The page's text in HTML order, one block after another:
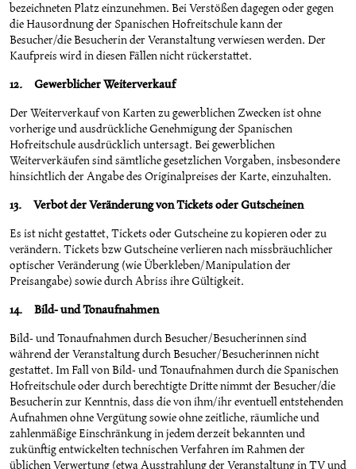
bezeichneten Platz einzunehmen. Bei Verstößen dagegen oder gegen
die Hausordnung der Spanischen Hofreitschule kann der
Besucher/die Besucherin der Veranstaltung verwiesen werden. Der
Kaufpreis wird in diesen Fällen nicht rückerstattet.
12. Gewerblicher Weiterverkauf
Der Weiterverkauf von Karten zu gewerblichen Zwecken ist ohne
vorherige und ausdrückliche Genehmigung der Spanischen
Hofreitschule ausdrücklich untersagt. Bei gewerblichen
Weiterverkäufen sind sämtliche gesetzlichen Vorgaben, insbesondere
hinsichtlich der Angabe des Originalpreises der Karte, einzuhalten.
13. Verbot der Veränderung von Tickets oder Gutscheinen
Es ist nicht gestattet, Tickets oder Gutscheine zu kopieren oder zu
verändern. Tickets bzw Gutscheine verlieren nach missbräuchlicher
optischer Veränderung (wie Überkleben/Manipulation der
Preisangabe) sowie durch Abriss ihre Gültigkeit.
14. Bild- und Tonaufnahmen
Bild- und Tonaufnahmen durch Besucher/Besucherinnen sind
während der Veranstaltung durch Besucher/Besucherinnen nicht
gestattet. Im Fall von Bild- und Tonaufnahmen durch die Spanischen
Hofreitschule oder durch berechtigte Dritte nimmt der Besucher/die
Besucherin zur Kenntnis, dass die von ihm/ihr eventuell entstehenden
Aufnahmen ohne Vergütung sowie ohne zeitliche, räumliche und
zahlenmäßige Einschränkung in jedem derzeit bekannten und
zukünftig entwickelten technischen Verfahren im Rahmen der
üblichen Verwertung (etwa Ausstrahlung der Veranstaltung in TV und